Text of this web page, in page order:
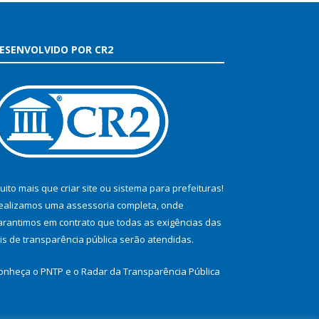
POR CR2
mais que criar site ou sistema para prefeituras!
uma assessoria completa, onde
em contrato que todas as exigências das
de transparência pública serão atendidas.
o PNTP e o Radar da Transparência Pública